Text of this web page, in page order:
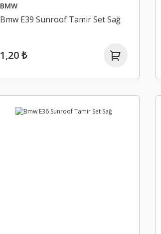
BMW
Bmw E39 Sunroof Tamir Set Sağ
1,20 ₺